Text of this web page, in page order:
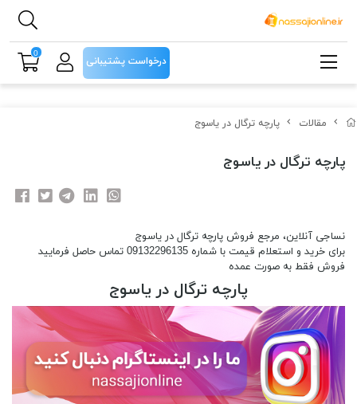
مقالات پارچه ترگال در یاسوج
پارچه ترگال در یاسوج
نساجی آنلاین، مرجع فروش پارچه ترگال در یاسوج
برای خرید و استعلام قیمت با شماره 09132296135 تماس حاصل فرمایید
فروش فقط به صورت عمده
پارچه ترگال در یاسوج
درخواست پشتیبانی
0